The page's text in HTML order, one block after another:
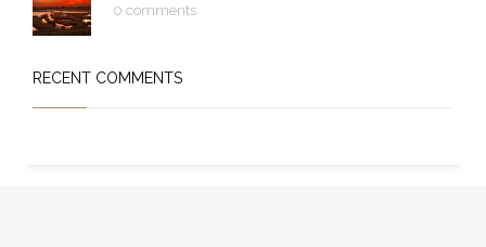
0 comments
RECENT COMMENTS